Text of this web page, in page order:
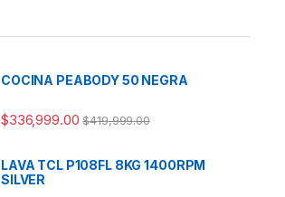
COCINA PEABODY 50 NEGRA
$336,999.00 $419,999.00
LAVA TCL P108FL 8KG 1400RPM
SILVER